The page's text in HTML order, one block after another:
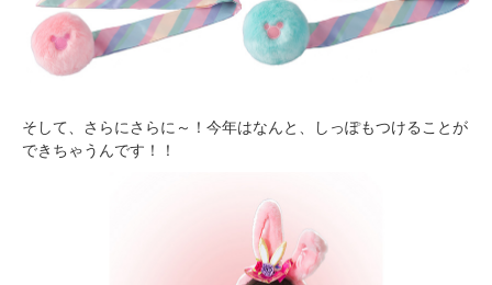
そして、さらにさらに～！今年はなんと、しっぽもつけることが
できちゃうんです！！